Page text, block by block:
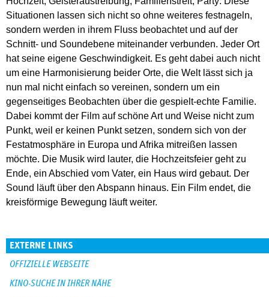
Situationen lassen sich nicht so ohne weiteres festnageln,
sondern werden in ihrem Fluss beobachtet und auf der
Schnitt- und Soundebene miteinander verbunden. Jeder Ort
hat seine eigene Geschwindigkeit. Es geht dabei auch nicht
um eine Harmonisierung beider Orte, die Welt lässt sich ja
nun mal nicht einfach so vereinen, sondern um ein
gegenseitiges Beobachten über die gespielt-echte Familie.
Dabei kommt der Film auf schöne Art und Weise nicht zum
Punkt, weil er keinen Punkt setzen, sondern sich von der
Festatmosphäre in Europa und Afrika mitreißen lassen
möchte. Die Musik wird lauter, die Hochzeitsfeier geht zu
Ende, ein Abschied vom Vater, ein Haus wird gebaut. Der
Sound läuft über den Abspann hinaus. Ein Film endet, die
kreisförmige Bewegung läuft weiter.
EXTERNE LINKS
OFFIZIELLE WEBSEITE
KINO-SUCHE IN IHRER NÄHE